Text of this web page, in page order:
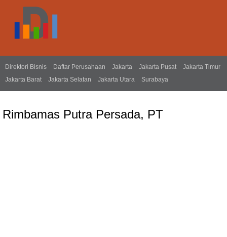
Direktori Bisnis Daftar Perusahaan Jakarta Jakarta Pusat
Jakarta Timur
Jakarta Barat
Jakarta Selatan Jakarta Utara Surabaya
Rimbamas Putra Persada, PT